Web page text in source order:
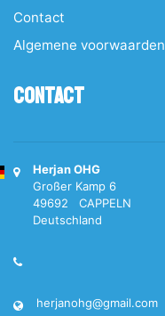
Contact
Algemene voorwaarden
Contact
Herjan OHG
Großer Kamp 6
49692 CAPPELN
Deutschland
herjanohg@gmail.com